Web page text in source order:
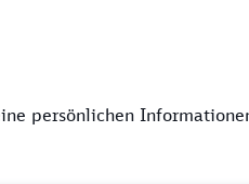
persönlichen